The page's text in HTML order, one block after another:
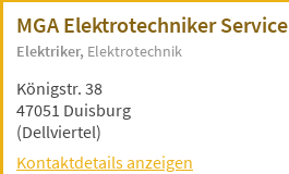
MGA Elektrotechniker Service
Elektriker Elektrotechnik
Königstr. 38
47051 Duisburg
(Dellviertel)
Kontaktdetails anzeigen